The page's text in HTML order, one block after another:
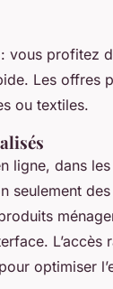
vous profitez
Les offres
ou textiles.
ligne, dans
seulement
L’accès
optimiser